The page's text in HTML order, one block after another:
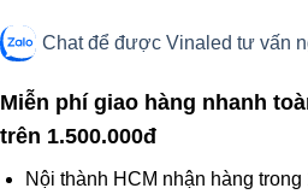
Chat để được Vinaled tư vấn
Miễn phí giao hàng nhanh
trên 1.500.000đ
Nội thành HCM nhận hàng trong